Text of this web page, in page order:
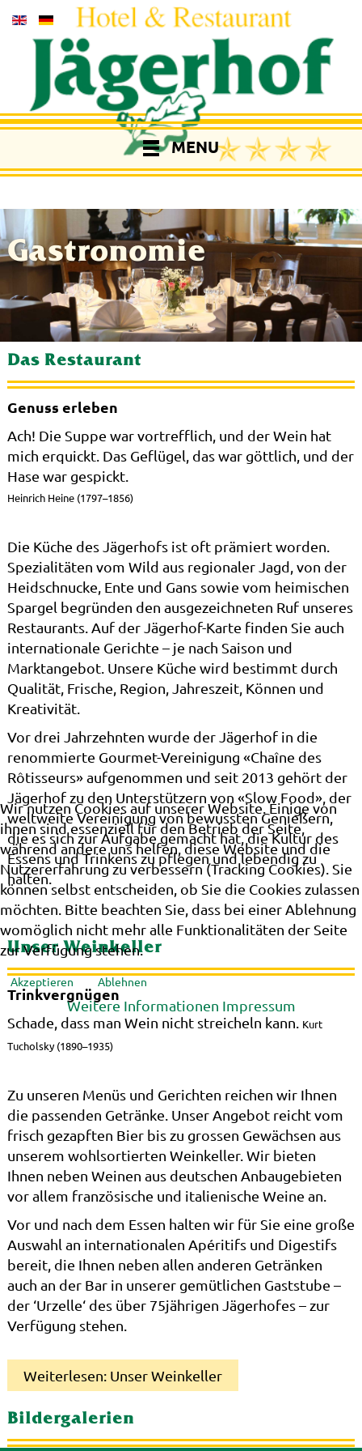
MENU
Gastronomie
Das Restaurant
Genuss erleben
Ach! Die Suppe war vortrefflich, und der Wein hat
mich erquickt. Das Geflügel, das war göttlich, und der
Hase war gespickt.
Heinrich Heine (1797–1856)
Die Küche des Jägerhofs ist oft prämiert worden.
Spezialitäten vom Wild aus regionaler Jagd, von der
Heidschnucke, Ente und Gans sowie vom heimischen
Spargel begründen den ausgezeichneten Ruf unseres
Restaurants. Auf der Jägerhof-Karte finden Sie auch
internationale Gerichte – je nach Saison und
Marktangebot. Unsere Küche wird bestimmt durch
Qualität, Frische, Region, Jahreszeit, Können und
Kreativität.
Vor drei Jahrzehnten wurde der Jägerhof in die
renommierte Gourmet-Vereinigung «Chaîne des
Rôtisseurs» aufgenommen und seit 2013 gehört der
Jägerhof zu den Unterstützern von «Slow Food», der
weltweite Vereinigung von bewussten Genießern,
die es sich zur Aufgabe gemacht hat, die Kultur des
Essens und Trinkens zu pflegen und lebendig zu
halten.
Unser Weinkeller
Trinkvergnügen
Schade, dass man Wein nicht streicheln kann. Kurt
Tucholsky (1890–1935)
Zu unseren Menüs und Gerichten reichen wir Ihnen
die passenden Getränke. Unser Angebot reicht vom
frisch gezapften Bier bis zu grossen Gewächsen aus
unserem wohlsortierten Weinkeller. Wir bieten
Ihnen neben Weinen aus deutschen Anbaugebieten
vor allem französische und italienische Weine an.
Vor und nach dem Essen halten wir für Sie eine große
Auswahl an internationalen Apéritifs und Digestifs
bereit, die Ihnen neben allen anderen Getränken
auch an der Bar in unserer gemütlichen Gaststube –
der ‘Urzelle‘ des über 75jährigen Jägerhofes – zur
Verfügung stehen.
Weiterlesen: Unser Weinkeller
Bildergalerien
Wir nutzen Cookies auf unserer Website. Einige von
ihnen sind essenziell für den Betrieb der Seite,
während andere uns helfen, diese Website und die
Nutzererfahrung zu verbessern (Tracking Cookies). Sie
können selbst entscheiden, ob Sie die Cookies zulassen
möchten. Bitte beachten Sie, dass bei einer Ablehnung
womöglich nicht mehr alle Funktionalitäten der Seite
zur Verfügung stehen.
Akzeptieren Ablehnen
Weitere Informationen Impressum